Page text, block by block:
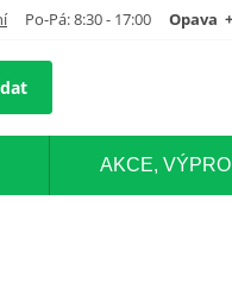
Po-Pá: 8:30 - 17:00 Opava
AKCE,